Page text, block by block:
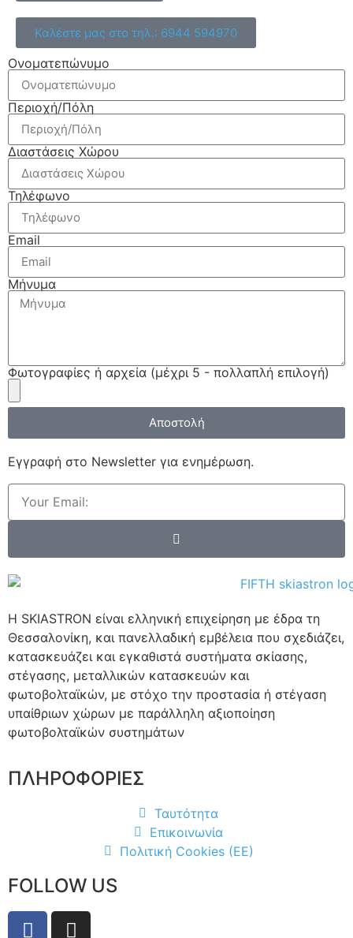
Καλέστε μας στο τηλ.: 6944 594970
Ονοματεπώνυμο
Περιοχή/Πόλη
Διαστάσεις Χώρου
Τηλέφωνο
Email
Μήνυμα
Φωτογραφίες ή αρχεία (μέχρι 5 - πολλαπλή επιλογή)
Αποστολή
Εγγραφή στο Νewsletter για ενημέρωση.
Η SKIASTRON είναι ελληνική επιχείρηση με έδρα τη
Θεσσαλονίκη, και πανελλαδική εμβέλεια που σχεδιάζει,
κατασκευάζει και εγκαθιστά συστήματα σκίασης,
στέγασης, μεταλλικών κατασκευών και
φωτοβολταϊκών, με στόχο την προστασία ή στέγαση
υπαίθριων χώρων με παράλληλη αξιοποίηση
φωτοβολταϊκών συστημάτων
ΠΛΗΡΟΦΟΡΙΕΣ
Ταυτότητα
Επικοινωνία
Πολιτική Cookies (EE)
FOLLOW US